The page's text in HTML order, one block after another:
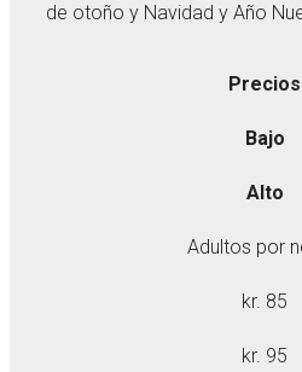
de otoño y Navidad y Año
Precios
Bajo
Alto
Adultos por
kr. 85
kr. 95